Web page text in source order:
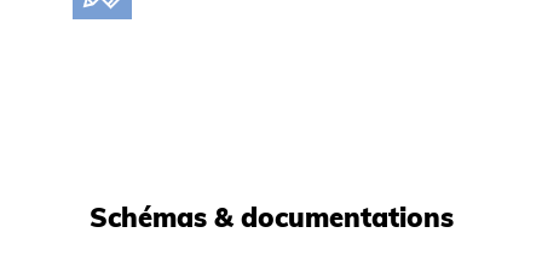
Schémas & documentations